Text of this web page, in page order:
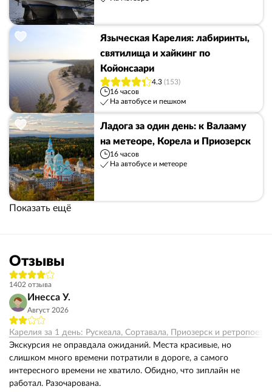
Языческая Карелия: лабиринты,
святилища и хайкинг по
Койонсаари
4.3 (153)
16 часов
На автобусе и пешком
Ладога за один день: к Валааму
на метеоре, Корела и Приозерск
16 часов
На автобусе и метеоре
Показать ещё
Отзывы
1402 отзыва
Инесса У.
Август 2026
Карелия за 1 день: Рускеала, Сортавала, Приозерск и ретропоезд
Экскурсия не оправдала ожиданий. Места красивые, но
слишком много времени потратили в дороге, а самого
интересного времени не хватило. Обидно, что зиплайн не
работал. Разочарована.